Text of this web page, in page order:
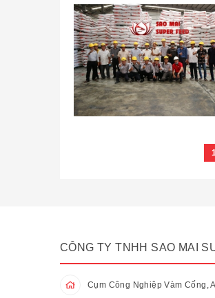
CÔNG TY TNHH SAO MAI
Cụm Công Nghiệp Vàm Cống,